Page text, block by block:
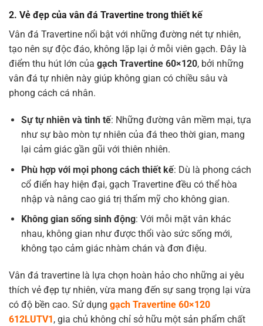
2. Vẻ đẹp của vân đá Travertine trong thiết kế
Vân đá Travertine nổi bật với những đường nét tự nhiên,
tạo nên sự độc đáo, không lặp lại ở mỗi viên gạch. Đây là
điểm thu hút lớn của gạch Travertine 60×120, bởi những
vân đá tự nhiên này giúp không gian có chiều sâu và
phong cách cá nhân.
Sự tự nhiên và tinh tế: Những đường vân mềm mại, tựa
như sự bào mòn tự nhiên của đá theo thời gian, mang
lại cảm giác gần gũi với thiên nhiên.
Phù hợp với mọi phong cách thiết kế: Dù là phong cách
cổ điển hay hiện đại, gạch Travertine đều có thể hòa
nhập và nâng cao giá trị thẩm mỹ cho không gian.
Không gian sống sinh động: Với mỗi mặt vân khác
nhau, không gian như được thổi vào sức sống mới,
không tạo cảm giác nhàm chán và đơn điệu.
Vân đá travertine là lựa chọn hoàn hảo cho những ai yêu
thích vẻ đẹp tự nhiên, vừa mang đến sự sang trọng lại vừa
có độ bền cao. Sử dụng gạch Travertine 60×120
612LUTV1 , gia chủ không chỉ sở hữu một sản phẩm chất